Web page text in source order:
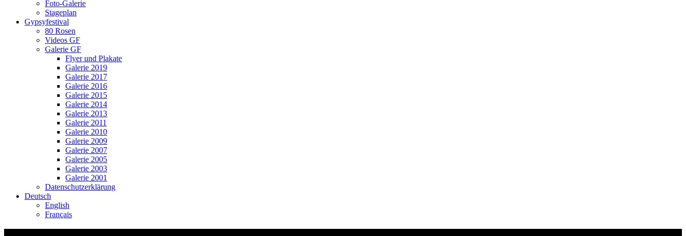
Foto-Galerie
Stageplan
Gypsyfestival
80 Rosen
Videos GF
Galerie GF
Flyer und Plakate
Galerie 2019
Galerie 2017
Galerie 2016
Galerie 2015
Galerie 2014
Galerie 2013
Galerie 2011
Galerie 2010
Galerie 2009
Galerie 2007
Galerie 2005
Galerie 2003
Galerie 2001
Datenschutzerklärung
Deutsch
English
Français